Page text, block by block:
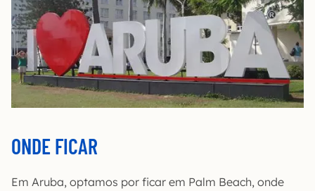
ONDE FICAR
Em Aruba, optamos por ficar em Palm Beach, onde